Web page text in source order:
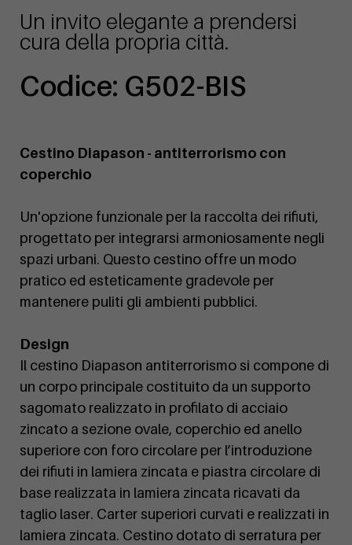
Un invito elegante a prendersi
cura della propria città.
Codice: G502-BIS
Cestino Diapason - antiterrorismo con
coperchio
Un'opzione funzionale per la raccolta dei rifiuti,
progettato per integrarsi armoniosamente negli
spazi urbani. Questo cestino offre un modo
pratico ed esteticamente gradevole per
mantenere puliti gli ambienti pubblici.
Design
Il cestino Diapason antiterrorismo si compone di
un corpo principale costituito da un supporto
sagomato realizzato in profilato di acciaio
zincato a sezione ovale, coperchio ed anello
superiore con foro circolare per l’introduzione
dei rifiuti in lamiera zincata e piastra circolare di
base realizzata in lamiera zincata ricavati da
taglio laser. Carter superiori curvati e realizzati in
lamiera zincata. Cestino dotato di serratura per